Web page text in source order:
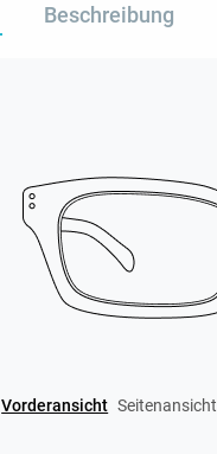
Beschreibung
Vorderansicht Seitenansicht